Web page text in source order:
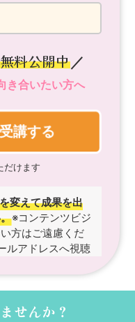
料公開中／
き合いたい方へ
講する
だけます
変えて成果を出
※コンテンツビジ
方はご遠慮くだ
ルアドレスへ視聴
厳重に管理いた
り、同様の成果を
せんか？